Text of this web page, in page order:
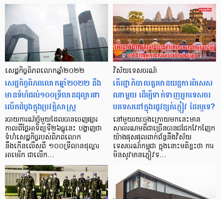
សេដ្ឋកិច្ចពិភពលោកឆ្នាំ២០២២​
សេដ្ឋកិច្ចពិភពលោកឆ្នាំ២០២២ នឹង
មានទំហំដល់១០០ទ្រីលានដុល្លារជា
លើកដំបូងក្នុងប្រវត្តិសាស្ត្រ
របាយការណ៍ថ្មីមួយដែលបានចេញផ្សារ
កាលពីថ្ងៃអាទិត្យទី២៦ធ្នូនេះ បង្ហាញថា
ទំហំសេដ្ឋកិច្ចរបស់ពិភពលោក
នឹងកើនលើសពី ១០០ទ្រីលានដុល្លារ
អាមេរិក ជាលើក…
វិស័យទេសចរណ៍
តើរដ្ឋាភិបាលគួរមានយន្តការពិសេស
ណាមួយ ដើម្បីទាក់ទាញអ្នកទេសចរ
បរទេសនៅក្នុងរដូវខ្សត់ភ្ញៀវ ដែរឬទេ?
នៅមួយរយៈចុងក្រោយមកនេះមាន
សាធារណមតិជាច្រើនបានជជែកវែកញែក
យ៉ាងផុសផុលពាក់ព័ន្ធនឹងវិស័យ
ទេសចរណ៍កម្ពុជា ក្នុងនោះមតិខ្លះថា ការ
មិនសូវមានភ្ញៀវទ…